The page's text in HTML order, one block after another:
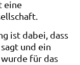
eine
ist dabei, dass
und ein
für das